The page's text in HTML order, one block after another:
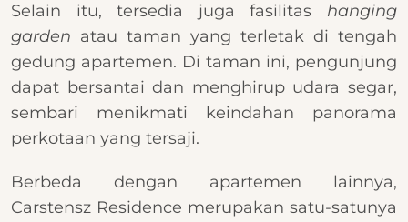
Selain itu, tersedia juga fasilitas hanging
garden atau taman yang terletak di tengah
gedung apartemen. Di taman ini, pengunjung
dapat bersantai dan menghirup udara segar,
sembari menikmati keindahan panorama
perkotaan yang tersaji.
Berbeda dengan apartemen lainnya,
Carstensz Residence merupakan satu-satunya